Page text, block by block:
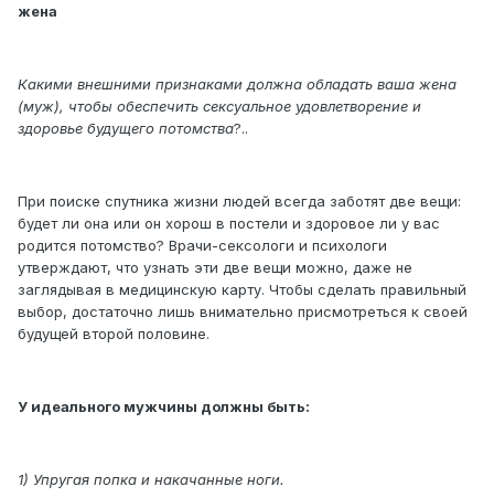
жена
Какими внешними признаками должна обладать ваша жена
(муж), чтобы обеспечить сексуальное удовлетворение и
здоровье будущего потомства?..
При поиске спутника жизни людей всегда заботят две вещи:
будет ли она или он хорош в постели и здоровое ли у вас
родится потомство? Врачи-сексологи и психологи
утверждают, что узнать эти две вещи можно, даже не
заглядывая в медицинскую карту. Чтобы сделать правильный
выбор, достаточно лишь внимательно присмотреться к своей
будущей второй половине.
У идеального мужчины должны быть:
1) Упругая попка и накачанные ноги.